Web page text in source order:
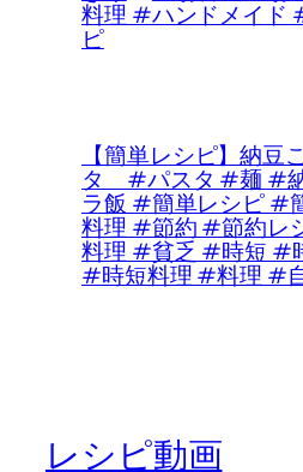
料理 #ハンドメイド
ピ
【簡単レシピ】納豆
タ #パスタ #麺 #
ラ飯 #簡単レシピ #
料理 #節約 #節約レ
料理 #貧乏 #時短 #
#時短料理 #料理 #
レシピ動画